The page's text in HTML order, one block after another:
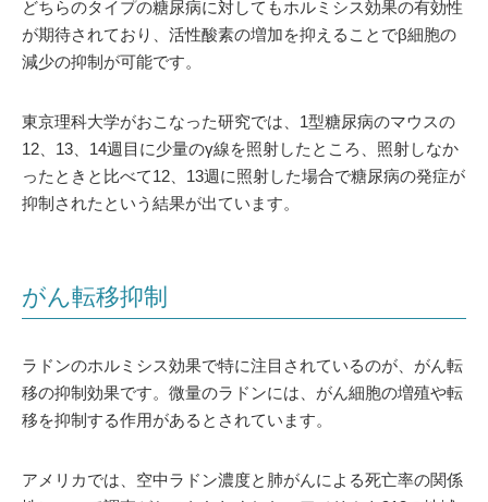
どちらのタイプの糖尿病に対してもホルミシス効果の有効性
が期待されており、活性酸素の増加を抑えることでβ細胞の
減少の抑制が可能です。
東京理科大学がおこなった研究では、1型糖尿病のマウスの
12、13、14週目に少量のγ線を照射したところ、照射しなか
ったときと比べて12、13週に照射した場合で糖尿病の発症が
抑制されたという結果が出ています。
がん転移抑制
ラドンのホルミシス効果で特に注目されているのが、がん転
移の抑制効果です。微量のラドンには、がん細胞の増殖や転
移を抑制する作用があるとされています。
アメリカでは、空中ラドン濃度と肺がんによる死亡率の関係